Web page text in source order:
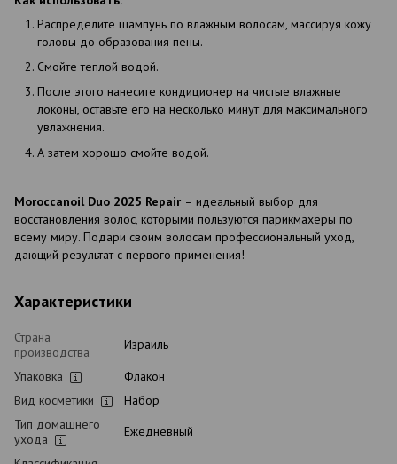
Распределите шампунь по влажным волосам, массируя кожу
головы до образования пены.
Смойте теплой водой.
После этого нанесите кондиционер на чистые влажные
локоны, оставьте его на несколько минут для максимального
увлажнения.
А затем хорошо смойте водой.
Moroccanoil Duo 2025 Repair – идеальный выбор для
восстановления волос, которыми пользуются парикмахеры по
всему миру. Подари своим волосам профессиональный уход,
дающий результат с первого применения!
Характеристики
Страна
производства
Израиль
Упаковка
Флакон
Вид косметики
Набор
Тип домашнего
ухода
Ежедневный